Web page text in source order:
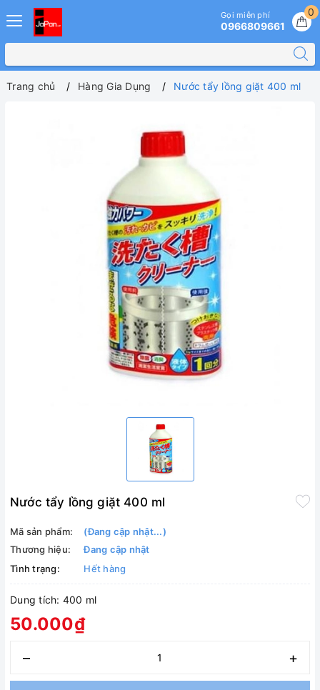
0
Gọi miễn phí
0966809661
Trang chủ Hàng Gia Dụng Nước tẩy lồng giặt 400 ml
Nước tẩy lồng giặt 400 ml
Mã sản phẩm:
(Đang cập nhật...)
Thương hiệu:
Đang cập nhật
Tình trạng:
Hết hàng
Dung tích: 400 ml
50.000₫
– +